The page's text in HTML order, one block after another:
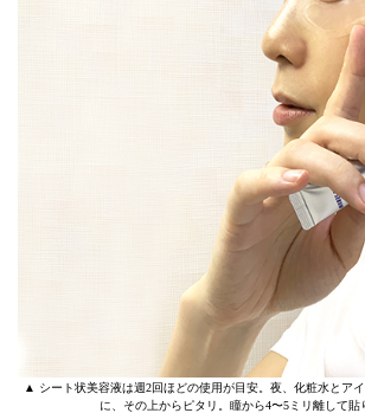
▲ シート状美容液は週2回ほどの使用が目安。夜、化粧水とア
に、その上からピタリ。瞳から4〜5ミリ離して貼